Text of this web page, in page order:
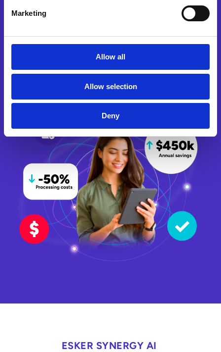
Marketing
Allow all
Allow selection
Deny
risparmiare con le
soluzioni di automazione
di Esker
ESKER SYNERGY AI